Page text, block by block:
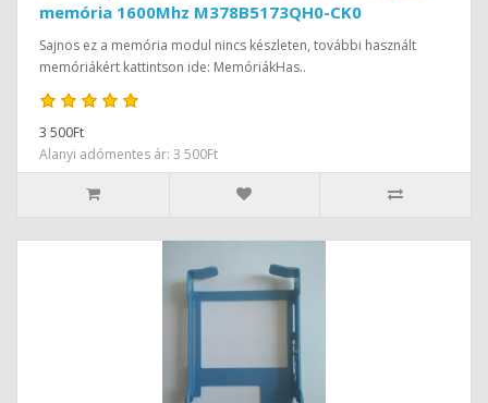
memória 1600Mhz M378B5173QH0-CK0
Sajnos ez a memória modul nincs készleten, további használt
memóriákért kattintson ide: MemóriákHas..
3 500Ft
Alanyi adómentes ár: 3 500Ft